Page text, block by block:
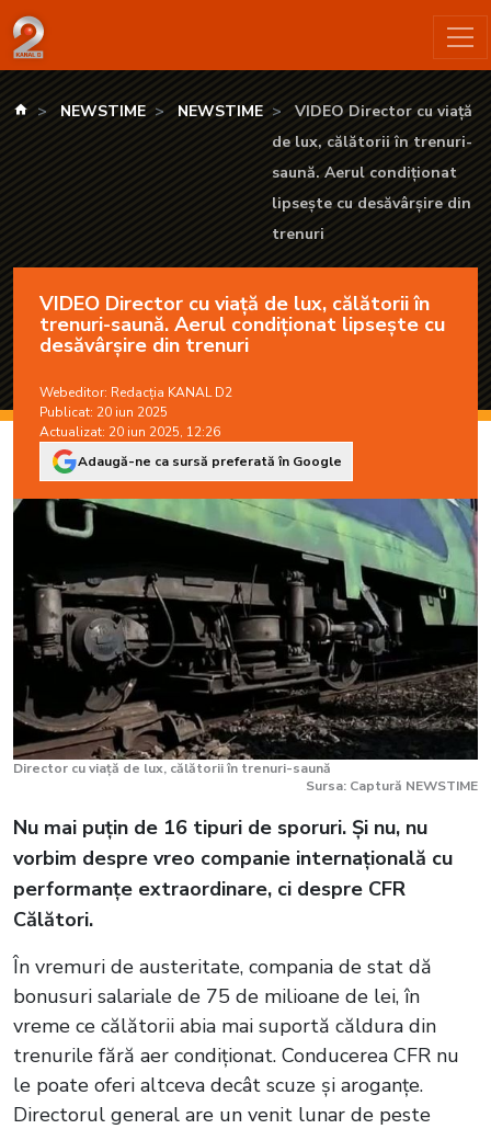
VIDEO Director cu viață de lux, călătorii în trenuri-saună.
kanald.ro
NEWSTIME NEWSTIME
VIDEO Director cu viață
de lux, călătorii în trenuri-
saună. Aerul condiționat
lipsește cu desăvârșire din
trenuri
VIDEO Director cu viață de lux, călătorii în
trenuri-saună. Aerul condiționat lipsește cu
desăvârșire din trenuri
Webeditor: Redacția KANAL D2
Publicat: 20 iun 2025
Actualizat: 20 iun 2025, 12:26
Adaugă-ne ca sursă preferată în Google
Director cu viață de lux, călătorii în trenuri-saună
Sursa: Captură NEWSTIME
Nu mai puțin de 16 tipuri de sporuri. Și nu, nu
vorbim despre vreo companie internațională cu
performanțe extraordinare, ci despre CFR
Călători.
În vremuri de austeritate, compania de stat dă
bonusuri salariale de 75 de milioane de lei, în
vreme ce călătorii abia mai suportă căldura din
trenurile fără aer condiționat. Conducerea CFR nu
le poate oferi altceva decât scuze și aroganțe.
Directorul general are un venit lunar de peste